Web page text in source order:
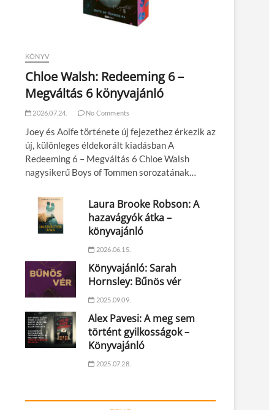
KÖNYV
Chloe Walsh: Redeeming 6 –
Megváltás 6 könyvajánló
2026.07.24. No Comments
Joey és Aoife története új fejezethez érkezik az
új, különleges éldekorált kiadásban A
Redeeming 6 – Megváltás 6 Chloe Walsh
nagysikerű Boys of Tommen sorozatának…
Laura Brooke Robson: A
hazavágyók átka –
könyvajánló
2026.06.15.
Könyvajánló: Sarah
Hornsley: Bűnös vér
2025.09.09.
Alex Pavesi: A meg sem
történt gyilkosságok –
Könyvajánló
2025.07.28.